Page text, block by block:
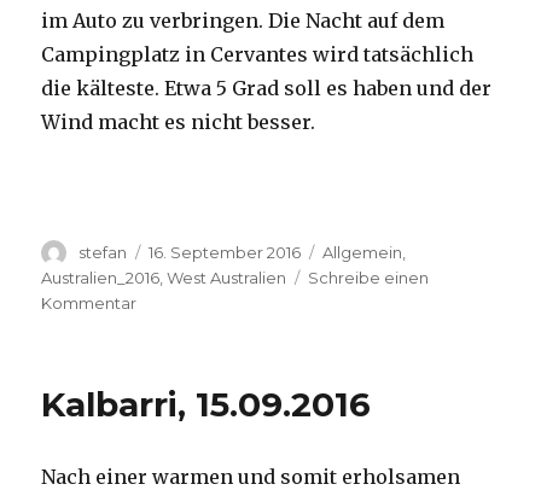
im Auto zu verbringen. Die Nacht auf dem
Campingplatz in Cervantes wird tatsächlich
die kälteste. Etwa 5 Grad soll es haben und der
Wind macht es nicht besser.
Autor
stefan
Veröffentlicht
am
16. September 2016 Kategorien
Allgemein
Australien_2016 ,West Australien
Schreibe einen
Kommentarzu
Kalbarri, 15.09.2016
Nach einer warmen und somit erholsamen